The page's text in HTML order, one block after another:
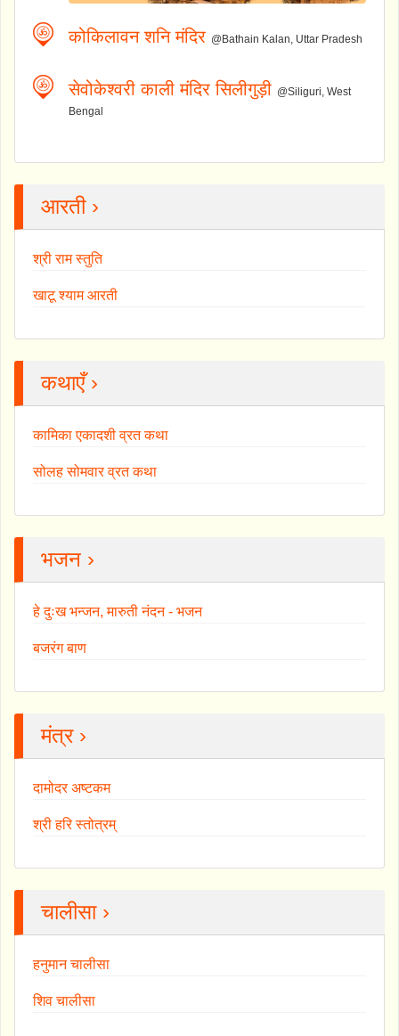
कोकिलावन शनि मंदिर @Bathain Kalan, Uttar Pradesh
सेवोकेश्वरी काली मंदिर सिलीगुड़ी @Siliguri, West
Bengal
आरती ›
श्री राम स्तुति
खाटू श्याम आरती
कथाएँ ›
कामिका एकादशी व्रत कथा
सोलह सोमवार व्रत कथा
भजन ›
हे दुःख भन्जन, मारुती नंदन - भजन
बजरंग बाण
मंत्र ›
दामोदर अष्टकम
श्री हरि स्तोत्रम्
चालीसा ›
हनुमान चालीसा
शिव चालीसा